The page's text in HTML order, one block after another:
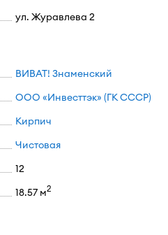
ул. Журавлева 2
ВИВАТ! Знаменский
ООО «Инвесттэк» (ГК СССР)
Кирпич
Чистовая
12
18.57 м2